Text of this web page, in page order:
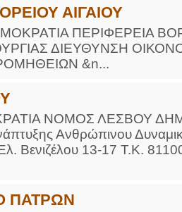
ΑΙΓΑΙΟΥ
ΠΕΡΙΦΕΡΕΙΑ
ΔΙΕΥΘΥΝΣΗ
&n...
ΝΟΜΟΣ ΛΕΣΒΟΥ
Ανθρώπινου
Βενιζέλου 13-17 Τ.Κ.
ΠΑΤΡΩΝ